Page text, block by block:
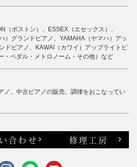
（ボストン）、ESSEX（エセックス）、
）グランドピアノ、YAMAHA（ヤマハ）アッ
ドピアノ、KAWAI（カワイ）アップライトピ
・ペダル・メトロノーム・その他）など
ノ、中古ピアノの販売、調律をおこなってい
合わせ 修理工房